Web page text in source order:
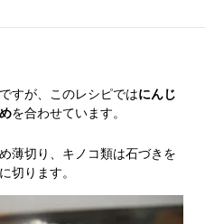
すが、このレシピではにんじ
を合わせています。
薄切り、キノコ類は石づきを
切ります。